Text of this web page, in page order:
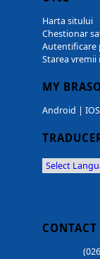
Harta sitului
Chestionar
Autentificare
Starea vremii
MY
Android | IOS
CONTACT